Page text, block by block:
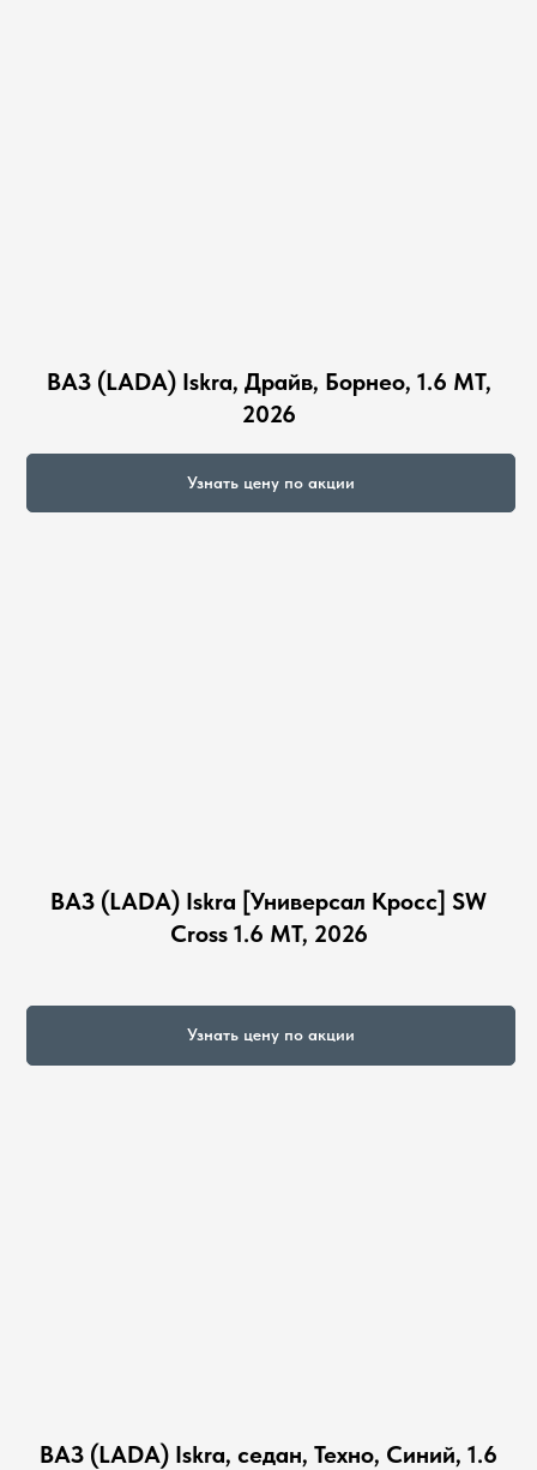
ВАЗ (LADA) Iskra, Драйв, Борнео, 1.6 MT,
2026
Узнать цену по акции
ВАЗ (LADA) Iskra [Универсал Кросс] SW
Cross 1.6 MT, 2026
Узнать цену по акции
ВАЗ (LADA) Iskra, седан, Техно, Синий, 1.6